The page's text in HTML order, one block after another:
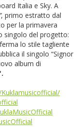
Italia e Sky. A
, primo estratto dal
per la primavera
singolo del progetto:
lo stile tagliente
il singolo “Signor
album di